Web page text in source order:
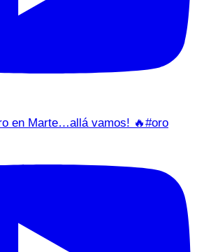
en Marte…allá vamos! 🔥#oro